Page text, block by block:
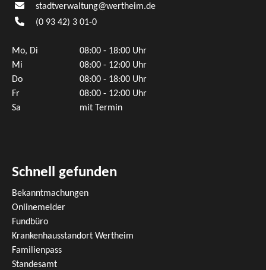
stadtverwaltung@wertheim.de
(0 93 42) 3 01-0
Mo, Di
08:00 - 18:00 Uhr
Mi
08:00 - 12:00 Uhr
Do
08:00 - 18:00 Uhr
Fr
08:00 - 12:00 Uhr
Sa
mit Termin
Schnell gefunden
Bekanntmachungen
Onlinemelder
Fundbüro
Krankenhausstandort Wertheim
Familienpass
Standesamt